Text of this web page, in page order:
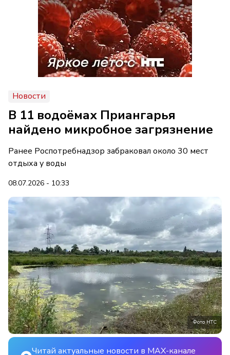
Новости
В 11 водоёмах Приангарья
найдено микробное загрязнение
Ранее Роспотребнадзор забраковал около 30 мест
отдыха у воды
08.07.2026 - 10:33
Фото НТС
Читай актуальные новости в MAX-канале